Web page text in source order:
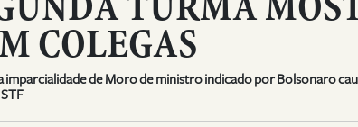
COLEGAS
imparcialidade de Moro de ministro indicado por Bolsonaro